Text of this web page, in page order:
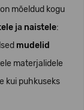
on mõeldud kogu
ja naistele:
mudelid
materjalidele
kui puhkuseks